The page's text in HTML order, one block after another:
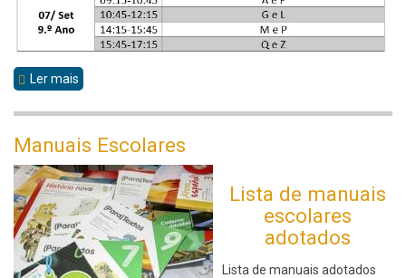
Ler mais
2026/2027
Manuais Escolares
Lista de manuais
escolares
adotados
Lista de manuais adotados